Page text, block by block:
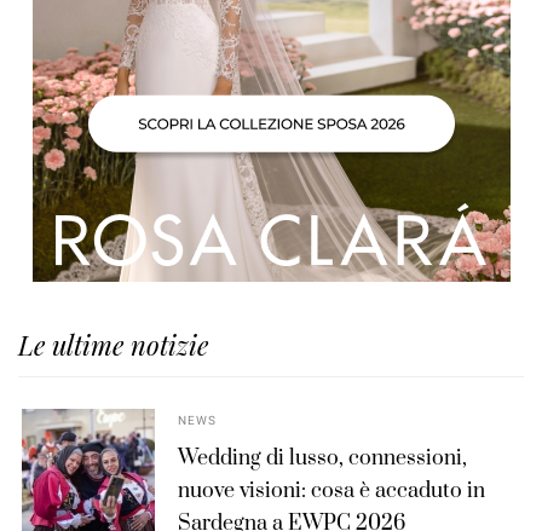
Le ultime notizie
NEWS
Wedding di lusso, connessioni,
nuove visioni: cosa è accaduto in
Sardegna a EWPC 2026